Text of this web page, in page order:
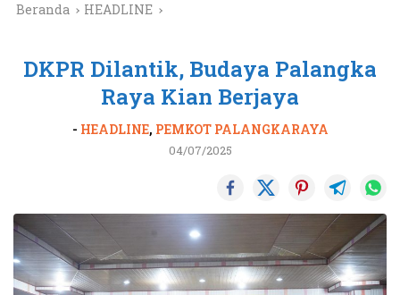
Beranda HEADLINE
DKPR Dilantik, Budaya Palangka
Raya Kian Berjaya
- HEADLINE, PEMKOT PALANGKARAYA
04/07/2025